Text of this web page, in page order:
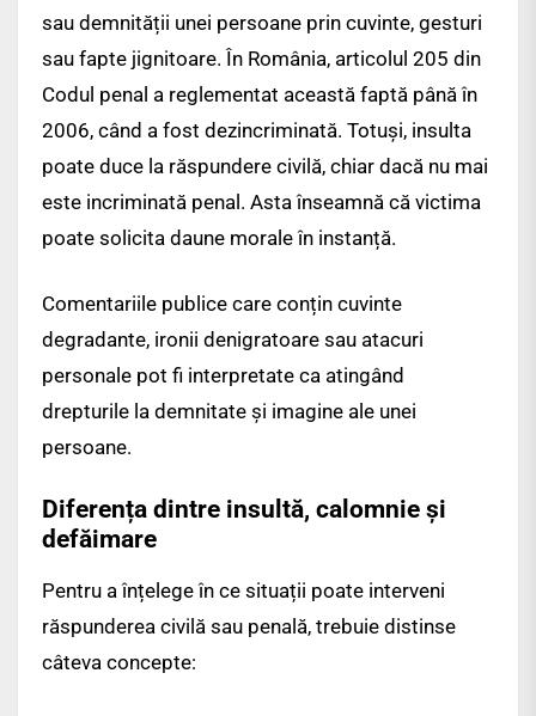
sau demnității unei persoane prin cuvinte, gesturi
sau fapte jignitoare. În România, articolul 205 din
Codul penal a reglementat această faptă până în
2006, când a fost dezincriminată. Totuși, insulta
poate duce la răspundere civilă, chiar dacă nu mai
este incriminată penal. Asta înseamnă că victima
poate solicita daune morale în instanță.
Comentariile publice care conțin cuvinte
degradante, ironii denigratoare sau atacuri
personale pot fi interpretate ca atingând
drepturile la demnitate și imagine ale unei
persoane.
Diferența dintre insultă, calomnie și
defăimare
Pentru a înțelege în ce situații poate interveni
răspunderea civilă sau penală, trebuie distinse
câteva concepte: